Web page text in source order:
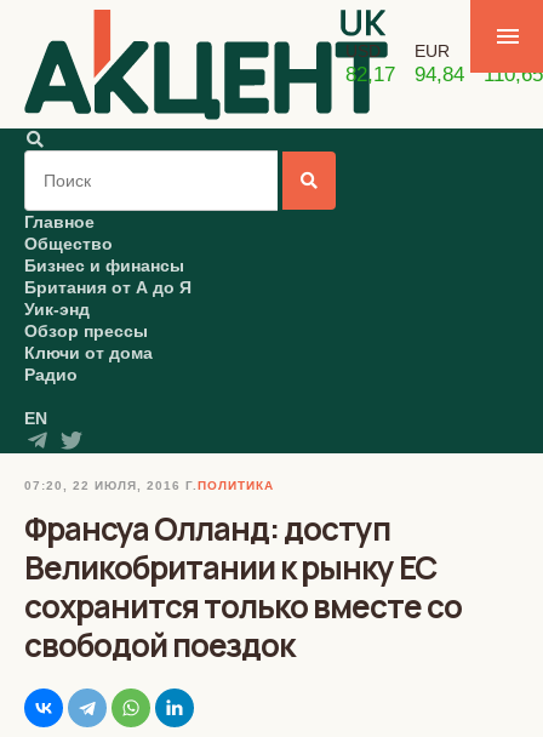
USD
82,17
EUR
94,84 110,65
Главное
Общество
Бизнес и финансы
Британия от А до Я
Уик-энд
Обзор прессы
Ключи от дома
Радио
EN
07:20, 22 ИЮЛЯ, 2016 Г. ПОЛИТИКА
Франсуа Олланд: доступ
Великобритании к рынку ЕС
сохранится только вместе со
свободой поездок